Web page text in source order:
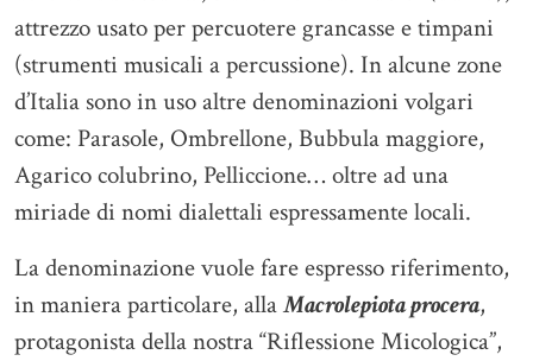
attrezzo usato per percuotere grancasse e timpani
(strumenti musicali a percussione). In alcune zone
d’Italia sono in uso altre denominazioni volgari
come: Parasole, Ombrellone, Bubbula maggiore,
Agarico colubrino, Pelliccione… oltre ad una
miriade di nomi dialettali espressamente locali.
La denominazione vuole fare espresso riferimento,
in maniera particolare, allaMacrolepiota procera,
protagonista della nostra “Riflessione Micologica”,